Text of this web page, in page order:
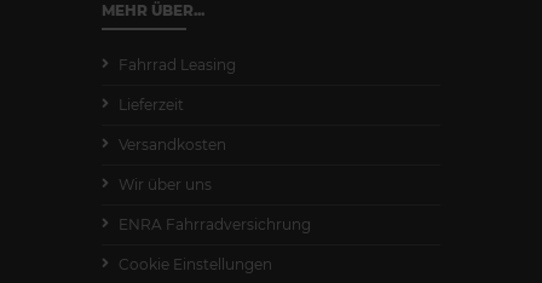
MEHR ÜBER...
Fahrrad Leasing
Lieferzeit
Versandkosten
Wir über uns
ENRA Fahrradversichrung
Cookie Einstellungen